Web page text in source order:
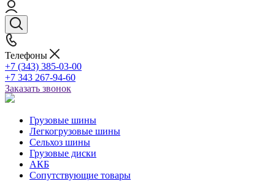
Телефоны
+7 (343) 385-03-00
+7 343 267-94-60
Заказать звонок
Грузовые шины
Легкогрузовые шины
Сельхоз шины
Грузовые диски
АКБ
Сопутствующие товары